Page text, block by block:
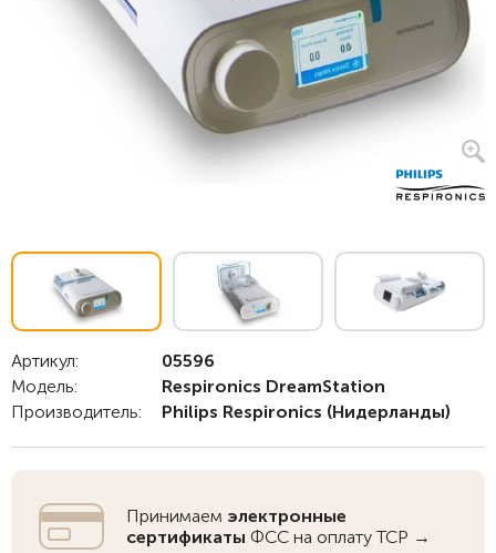
Артикул:
05596
Модель:
Respironics DreamStation
Производитель:
Philips Respironics (Нидерланды)
Принимаем электронные
сертификаты ФСС на оплату ТСР →